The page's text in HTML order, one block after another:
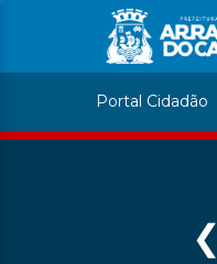
Portal Cidadão
❮